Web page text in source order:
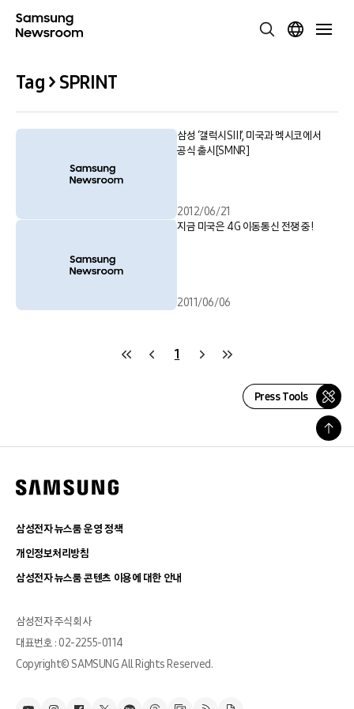
Tag > SPRINT
삼성 ‘갤럭시SⅢ’, 미국과 멕시코에서
공식 출시[SMNR]
2012/06/21
지금 미국은 4G 이동통신 전쟁 중!
2011/06/06
1
Press Tools
삼성전자 뉴스룸 운영 정책
개인정보처리방침
삼성전자 뉴스룸 콘텐츠 이용에 대한 안내
삼성전자 주식회사
대표번호 : 02-2255-0114
Copyright© SAMSUNG All Rights Reserved.